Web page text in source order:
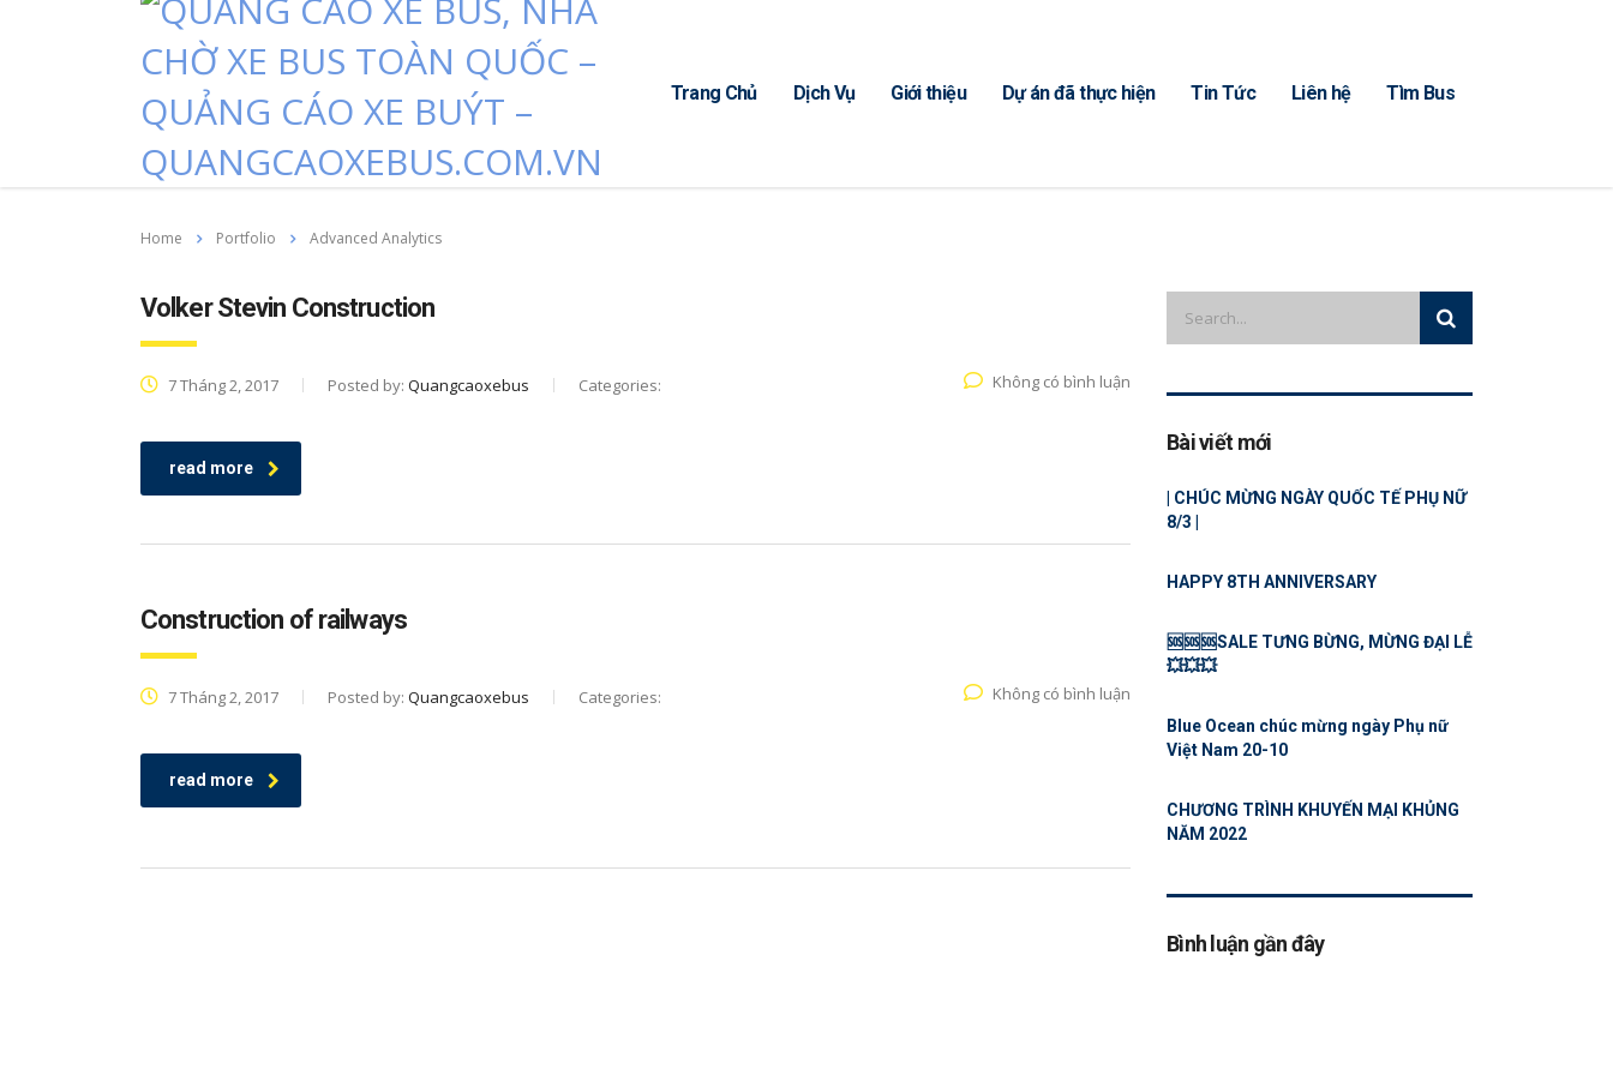
Trang Chủ Dịch Vụ Giới thiệu Dự án đã thực hiện Tin Tức Liên hệ ‎Tìm Bus
Home Portfolio Advanced Analytics
Volker Stevin Construction
7 Tháng 2, 2017 Posted by: Quangcaoxebus Categories: Không có bình luận
read more
Construction of railways
7 Tháng 2, 2017 Posted by: Quangcaoxebus Categories: Không có bình luận
read more
Bài viết mới
| CHÚC MỪNG NGÀY QUỐC TẾ PHỤ NỮ
8/3 |
HAPPY 8TH ANNIVERSARY
🆘🆘🆘SALE TƯNG BỪNG, MỪNG ĐẠI LỄ
💥💥💥
Blue Ocean chúc mừng ngày Phụ nữ
Việt Nam 20-10
CHƯƠNG TRÌNH KHUYẾN MẠI KHỦNG
NĂM 2022
Bình luận gần đây